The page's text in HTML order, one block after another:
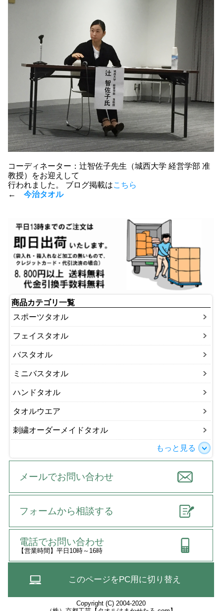
コーディネーター：辻智佐子先生（城西大学 経営学部 准
教授）をお迎えして
行われました。 ブログ掲載はこちら
← 今治タオル
商品カテゴリ一覧
スポーツタオル
フェイスタオル
バスタオル
ミニバスタオル
ハンドタオル
タオルウエア
刺繍オーダーメイドタオル
もっと見る
メールでお問い合わせ
フォームから相談する
電話でお問い合わせ
【営業時間】平日10時～16時
このページをPC用に切り替え
Copyright (C) 2004-2020